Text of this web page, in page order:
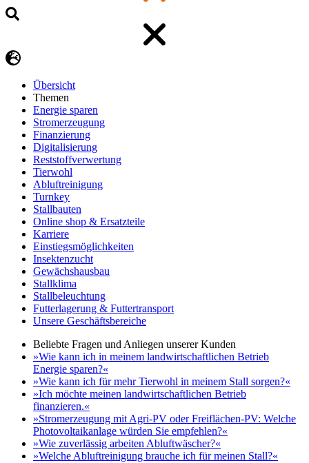
Übersicht
Themen
Energie sparen
Stromerzeugung
Finanzierung
Digitalisierung
Reststoffverwertung
Tierwohl
Abluftreinigung
Turnkey
Stallbauten
Online shop & Ersatzteile
Karriere
Einstiegsmöglichkeiten
Insektenzucht
Gewächshausbau
Stallklima
Stallbeleuchtung
Futterlagerung & Futtertransport
Unsere Geschäftsbereiche
Beliebte Fragen und Anliegen unserer Kunden
»Wie kann ich in meinem landwirtschaftlichen Betrieb
Energie sparen?«
»Wie kann ich für mehr Tierwohl in meinem Stall sorgen?«
»Ich möchte meinen landwirtschaftlichen Betrieb
finanzieren.«
»Stromerzeugung mit Agri-PV oder Freiflächen-PV: Welche
Photovoltaikanlage würden Sie empfehlen?«
»Wie zuverlässig arbeiten Abluftwäscher?«
»Welche Abluftreinigung brauche ich für meinen Stall?«